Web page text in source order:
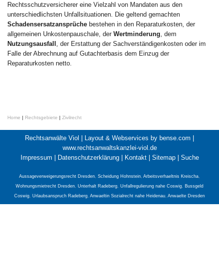
Rechtsschutzversicherer eine Vielzahl von Mandaten aus den
unterschiedlichsten Unfallsituationen. Die geltend gemachten
Schadensersatzansprüche bestehen in den Reparaturkosten, der
allgemeinen Unkostenpauschale, der Wertminderung , dem
Nutzungsausfall , der Erstattung der Sachverständigenkosten oder im
Falle der Abrechnung auf Gutachterbasis dem Einzug der
Reparaturkosten netto.
Home | Rechtsgebiete | Zivilrecht
Rechtsanwälte Viol | Layout & Webservices by bense.com |
www.rechtsanwaltskanzlei-viol.de
Impressum | Datenschutzerklärung| Kontakt| Sitemap| Suche
Aussageverweigerungsrecht Dresden, Scheidung Hohnstein, Arbeitsverhaeltnis Kreischa,
Wohnungsmietrecht Dresden, Unterhalt Radeberg, Unfallregulierung nahe Coswig, Bussgeld
Coswig, Urlaubsanspruch Radeberg, Anwaeltin Sozialrecht nahe Heidenau, Anwaelte Dresden